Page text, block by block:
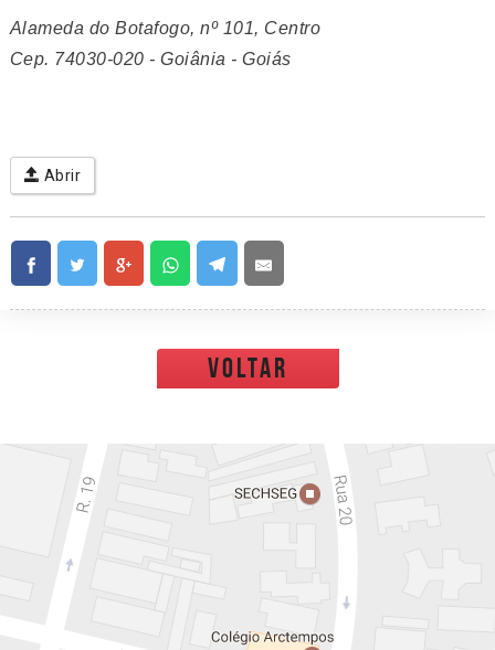
Alameda do Botafogo, nº 101, Centro
Cep. 74030-020 - Goiânia - Goiás
Abrir
voltar